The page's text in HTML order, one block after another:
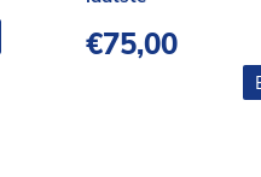
€75,00